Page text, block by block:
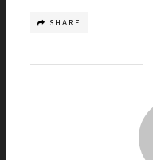
SHARE